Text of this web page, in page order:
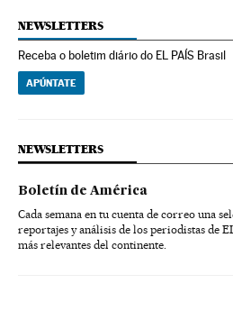
NEWSLETTERS
Receba o boletim diário do EL PAÍS Brasil
APÚNTATE
NEWSLETTERS
Boletín de América
Cada semana en tu cuenta de correo una
reportajes y análisis de los periodistas de
más relevantes del continente.